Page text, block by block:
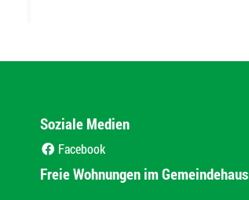
Soziale Medien
Facebook
Freie Wohnungen im Gemeindehaus